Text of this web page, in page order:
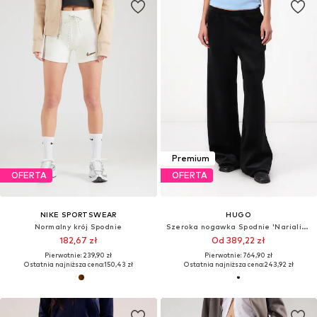
OFERTA
NIKE SPORTSWEAR
Normalny krój Spodnie
182,67 zł
Pierwotnie: 239,90 zł
Ostatnia najniższa cena:150,43 zł
Premium
OFERTA
HUGO
Szeroka nogawka Spodnie 'Narialina'
Od 389,22 zł
Pierwotnie: 764,90 zł
Ostatnia najniższa cena:243,92 zł